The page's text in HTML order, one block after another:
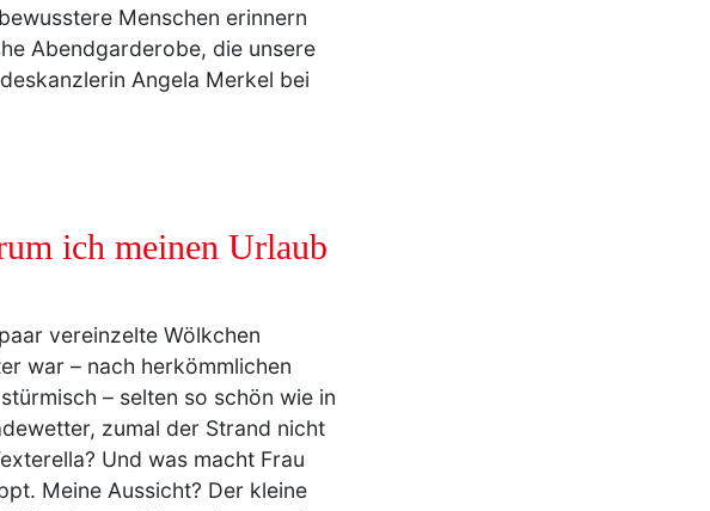
Menschen erinnern
Abendgarderobe, die unsere
Angela Merkel bei
ich meinen Urlaub
vereinzelte Wölkchen
war – nach herkömmlichen
– selten so schön wie in
zumal der Strand nicht
Und was macht Frau
Meine Aussicht? Der kleine